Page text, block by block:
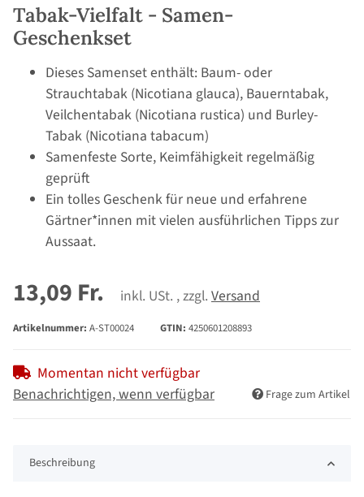
Tabak-Vielfalt - Samen-
Geschenkset
Dieses Samenset enthält: Baum- oder
Strauchtabak (Nicotiana glauca), Bauerntabak,
Veilchentabak (Nicotiana rustica) und Burley-
Tabak (Nicotiana tabacum)
Samenfeste Sorte, Keimfähigkeit regelmäßig
geprüft
Ein tolles Geschenk für neue und erfahrene
Gärtner*innen mit vielen ausführlichen Tipps zur
Aussaat.
13,09 Fr. inkl. USt. , zzgl. Versand
Artikelnummer: A-ST00024 GTIN: 4250601208893
Momentan nicht verfügbar
Benachrichtigen, wenn verfügbar
Frage zum Artikel
Beschreibung